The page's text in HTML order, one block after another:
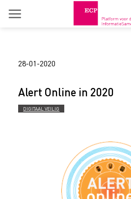
28-01-2020
Alert Online in 2020
DIGITAAL VEILIG